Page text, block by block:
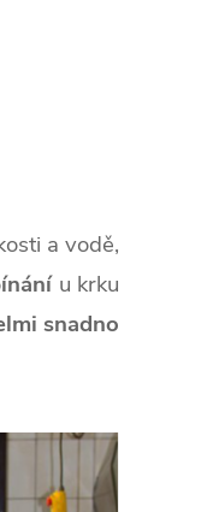
a vodě,
u krku
snadno